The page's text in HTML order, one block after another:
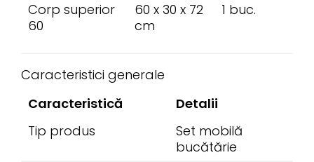
Corp superior
60
60 x 30 x 72
cm
1 buc.
Caracteristici generale
Caracteristică
Detalii
Tip produs
Set mobilă
bucătărie